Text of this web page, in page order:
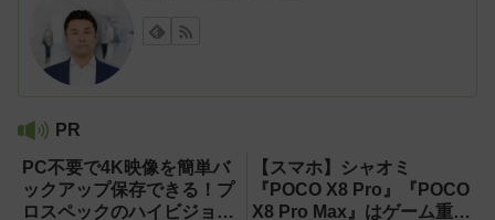
PR
PC不要で4K映像を簡単バ
ックアップ保存できる！プ
ロスペックのハイビジョン
【スマホ】シャオミ
『POCO X8 Pro』『POCO
X8 Pro Max』はゲーム重視